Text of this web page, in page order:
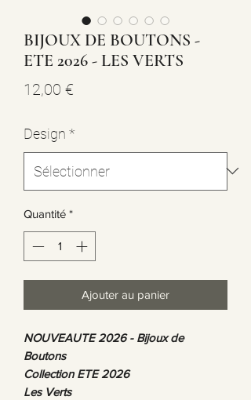
BIJOUX DE BOUTONS -
ETE 2026 - LES VERTS
12,00 €
Design *
Quantité *
Ajouter au panier
NOUVEAUTE 2026 - Bijoux de
Boutons
Collection ETE 2026
Les Verts